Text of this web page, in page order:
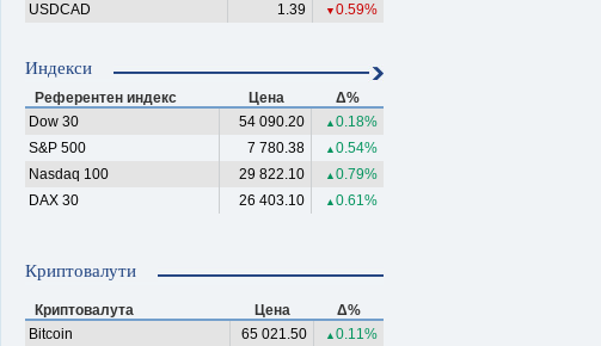
USDCAD
1.39 ▼ 0.59%
Индекси
Референтен индекс Цена
Δ%
Dow 30
54 090.20 ▲ 0.18%
S&P 500
7 780.38 ▲ 0.54%
Nasdaq 100
29 822.10 ▲ 0.79%
DAX 30
26 403.10 ▲ 0.61%
Криптовалути
Криптовалута Цена
Δ%
Bitcoin
65 021.50 ▲ 0.11%